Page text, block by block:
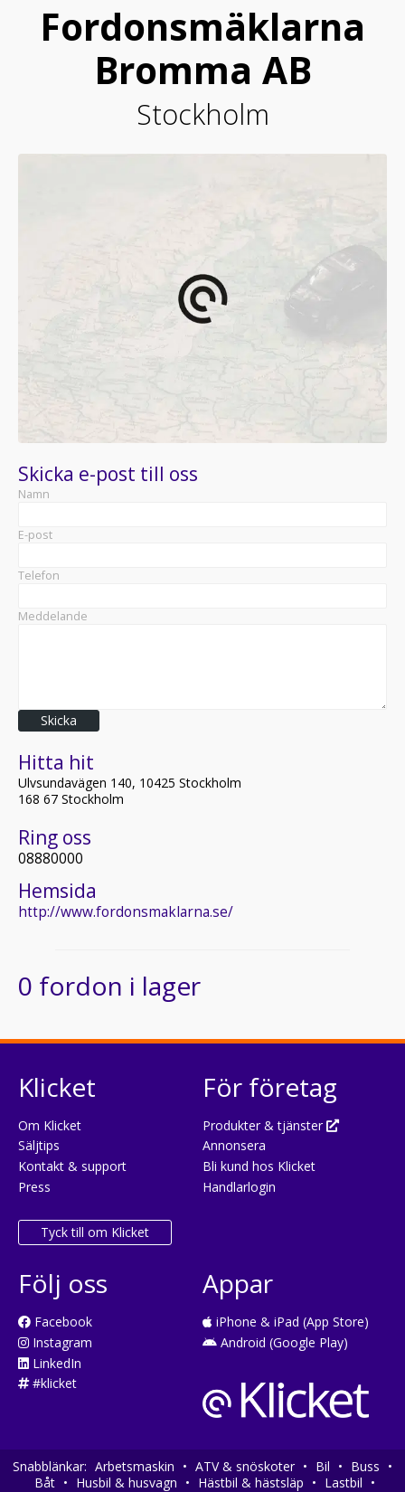
Fordonsmäklarna
Bromma AB
Stockholm
Skicka e-post till oss
Namn
E-post
Telefon
Meddelande
Skicka
Hitta hit
Ulvsundavägen 140, 10425 Stockholm
168 67 Stockholm
Ring oss
08880000
Hemsida
http://www.fordonsmaklarna.se/
0 fordon i lager
Klicket
Om Klicket
Säljtips
Kontakt & support
Press
Tyck till om Klicket
För företag
Produkter & tjänster
Annonsera
Bli kund hos Klicket
Handlarlogin
Följ oss
Facebook
Instagram
LinkedIn
#klicket
Appar
iPhone & iPad (App Store)
Android (Google Play)
Snabblänkar: Arbetsmaskin • ATV & snöskoter • Bil • Buss •
Båt • Husbil & husvagn • Hästbil & hästsläp • Lastbil •